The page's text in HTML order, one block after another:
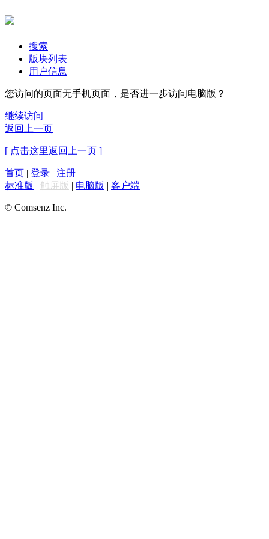
搜索
版块列表
用户信息
您访问的页面无手机页面，是否进一步访问电脑版？
继续访问
返回上一页
[ 点击这里返回上一页 ]
首页 | 登录 | 注册
标准版 | 触屏版 | 电脑版 | 客户端
© Comsenz Inc.